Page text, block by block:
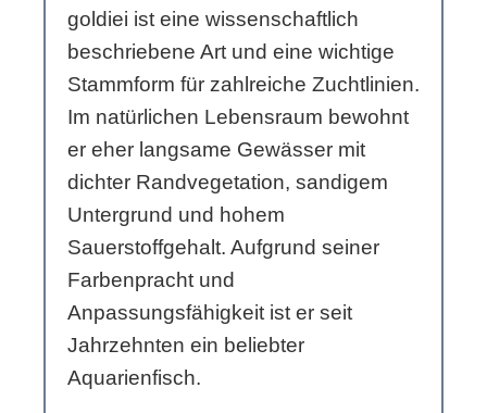
goldiei ist eine wissenschaftlich
beschriebene Art und eine wichtige
Stammform für zahlreiche Zuchtlinien.
Im natürlichen Lebensraum bewohnt
er eher langsame Gewässer mit
dichter Randvegetation, sandigem
Untergrund und hohem
Sauerstoffgehalt. Aufgrund seiner
Farbenpracht und
Anpassungsfähigkeit ist er seit
Jahrzehnten ein beliebter
Aquarienfisch.